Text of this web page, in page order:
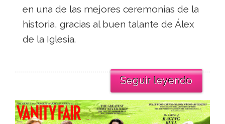
en una de las mejores ceremonias de la
historia, gracias al buen talante de Álex
de la Iglesia.
Seguir leyendo